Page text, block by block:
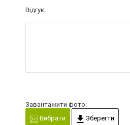
Відгук:
Завантажити фото:
Вибрати
Зберегти